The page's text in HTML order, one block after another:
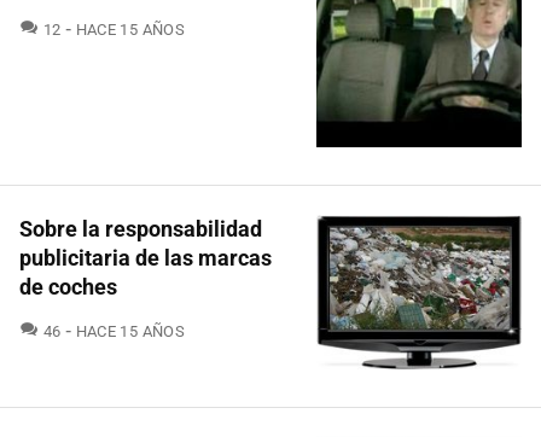
12 COMENTARIOS
HACE 15 AÑOS
Sobre la responsabilidad
publicitaria de las marcas
de coches
46 COMENTARIOS
HACE 15 AÑOS